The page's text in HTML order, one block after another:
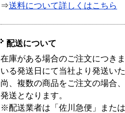
⇒送料について詳しくはこちら
配送について
在庫がある場合のご注文につき
いる発送日にて当社より発送い
尚、複数の商品をご注文の場合
発送となります。
※配送業者は「佐川急便」また